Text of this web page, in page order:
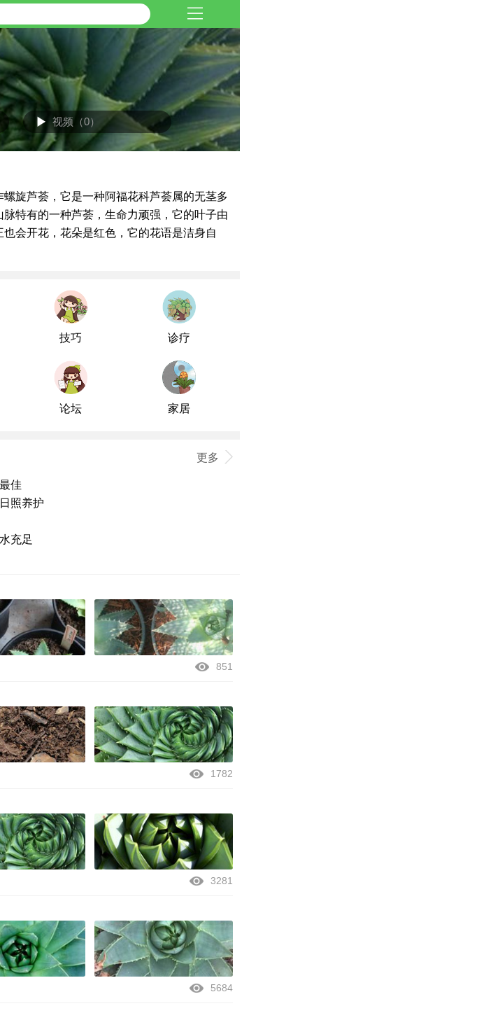
视频（0）
旋芦荟，它是一种阿福花科芦荟属的无茎多
特有的一种芦荟，生命力顽强，它的叶子由
会开花，花朵是红色，它的花语是洁身自
技巧 诊疗
论坛 家居
更多
佳
照养护
充足
851
1782
3281
5684